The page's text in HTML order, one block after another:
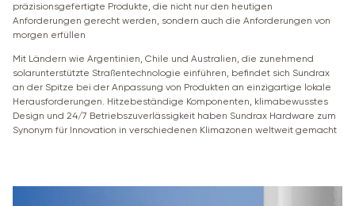
präzisionsgefertigte Produkte, die nicht nur den heutigen
Anforderungen gerecht werden, sondern auch die Anforderungen von
morgen erfüllen
Mit Ländern wie Argentinien, Chile und Australien, die zunehmend
solarunterstützte Straßentechnologie einführen, befindet sich Sundrax
an der Spitze bei der Anpassung von Produkten an einzigartige lokale
Herausforderungen. Hitzebeständige Komponenten, klimabewusstes
Design und 24/7 Betriebszuverlässigkeit haben Sundrax Hardware zum
Synonym für Innovation in verschiedenen Klimazonen weltweit gemacht